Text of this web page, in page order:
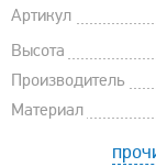
Артикул
Высота
Производитель
Материал